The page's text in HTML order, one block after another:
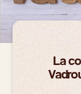
La